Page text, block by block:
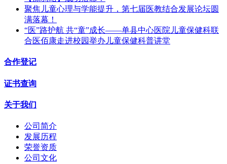
聚焦儿童心理与学能提升，第七届医教结合发展论坛圆
满落幕！
“医”路护航 共“童”成长——单县中心医院儿童保健科联
合医佰康走进校园举办儿童保健科普讲堂
合作登记
证书查询
关于我们
公司简介
发展历程
荣誉资质
公司文化